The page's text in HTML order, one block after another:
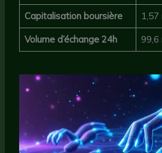
Capitalisation boursière 1,57
Volume d’échange 24h 99,6